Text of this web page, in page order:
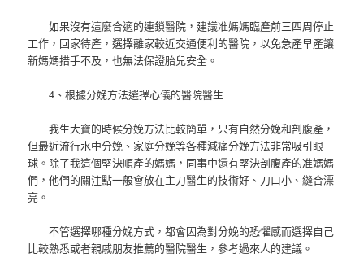
如果沒有這麼合適的連鎖醫院，建議准媽媽臨產前三四周停止
工作，回家待產，選擇離家較近交通便利的醫院，以免急產早產讓
新媽媽措手不及，也無法保證胎兒安全。
4、根據分娩方法選擇心儀的醫院醫生
我生大寶的時候分娩方法比較簡單，只有自然分娩和剖腹產，
但最近流行水中分娩、家庭分娩等各種減痛分娩方法非常吸引眼
球。除了我這個堅決順產的媽媽，同事中還有堅決剖腹產的准媽媽
們，他們的關注點一般會放在主刀醫生的技術好、刀口小、縫合漂
亮。
不管選擇哪種分娩方式，都會因為對分娩的恐懼感而選擇自己
比較熟悉或者親戚朋友推薦的醫院醫生，參考過來人的建議。